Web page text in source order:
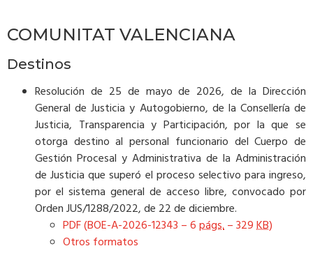
COMUNITAT VALENCIANA
Destinos
Resolución de 25 de mayo de 2026, de la Dirección
General de Justicia y Autogobierno, de la Consellería de
Justicia, Transparencia y Participación, por la que se
otorga destino al personal funcionario del Cuerpo de
Gestión Procesal y Administrativa de la Administración
de Justicia que superó el proceso selectivo para ingreso,
por el sistema general de acceso libre, convocado por
Orden JUS/1288/2022, de 22 de diciembre.
PDF (BOE-A-2026-12343 – 6págs.– 329KB)
Otros formatos